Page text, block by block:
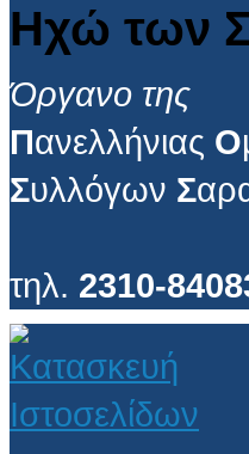
Ηχώ των
Όργανο της
Πανελλήνιας Ο
Συλλόγων Σ
τηλ. 2310-